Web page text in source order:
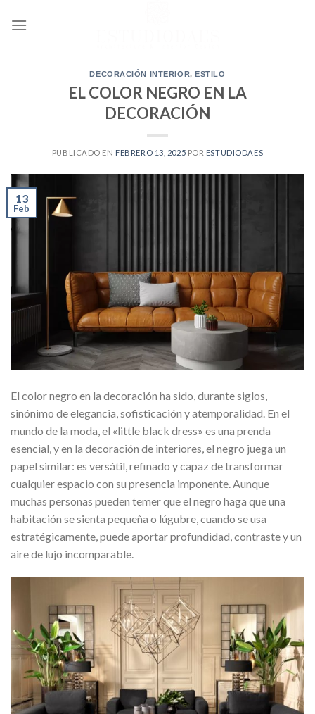
DECORACIÓN INTERIOR,ESTILO
EL COLOR NEGRO EN LA
DECORACIÓN
PUBLICADO EN FEBRERO 13, 2025 POR ESTUDIODAES
13
Feb
El color negro en la decoración ha sido, durante siglos,
sinónimo de elegancia, sofisticación y atemporalidad. En el
mundo de la moda, el «little black dress» es una prenda
esencial, y en la decoración de interiores, el negro juega un
papel similar: es versátil, refinado y capaz de transformar
cualquier espacio con su presencia imponente. Aunque
muchas personas pueden temer que el negro haga que una
habitación se sienta pequeña o lúgubre, cuando se usa
estratégicamente, puede aportar profundidad, contraste y un
aire de lujo incomparable.